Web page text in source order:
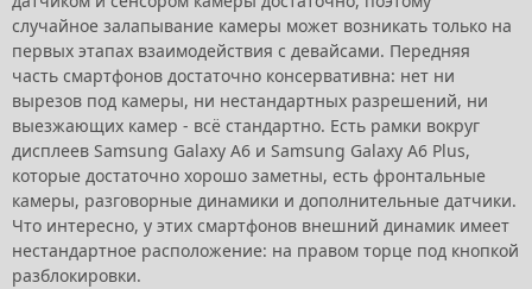
случайное залапывание камеры может возникать только на
первых этапах взаимодействия с девайсами. Передняя
часть смартфонов достаточно консервативна: нет ни
вырезов под камеры, ни нестандартных разрешений, ни
выезжающих камер - всё стандартно. Есть рамки вокруг
дисплеев Samsung Galaxy A6 и Samsung Galaxy A6 Plus,
которые достаточно хорошо заметны, есть фронтальные
камеры, разговорные динамики и дополнительные датчики.
Что интересно, у этих смартфонов внешний динамик имеет
нестандартное расположение: на правом торце под кнопкой
разблокировки.